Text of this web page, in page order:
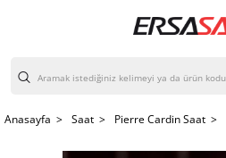
Anasayfa > Saat > Pierre Cardin Saat >